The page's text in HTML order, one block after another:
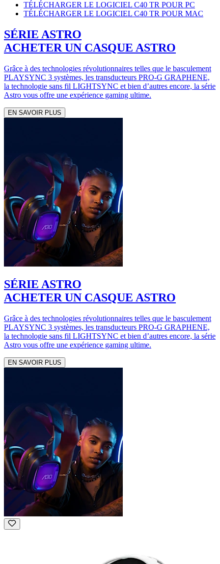
TÉLÉCHARGER LE LOGICIEL C40 TR POUR PC
TÉLÉCHARGER LE LOGICIEL C40 TR POUR MAC
SÉRIE ASTRO
ACHETER UN CASQUE ASTRO
Grâce à des technologies révolutionnaires telles que le basculement
PLAYSYNC 3 systèmes, les transducteurs PRO-G GRAPHENE,
la technologie sans fil LIGHTSYNC et bien d’autres encore, la série
Astro vous offre une expérience gaming ultime.
EN SAVOIR PLUS
SÉRIE ASTRO
ACHETER UN CASQUE ASTRO
Grâce à des technologies révolutionnaires telles que le basculement
PLAYSYNC 3 systèmes, les transducteurs PRO-G GRAPHENE,
la technologie sans fil LIGHTSYNC et bien d’autres encore, la série
Astro vous offre une expérience gaming ultime.
EN SAVOIR PLUS